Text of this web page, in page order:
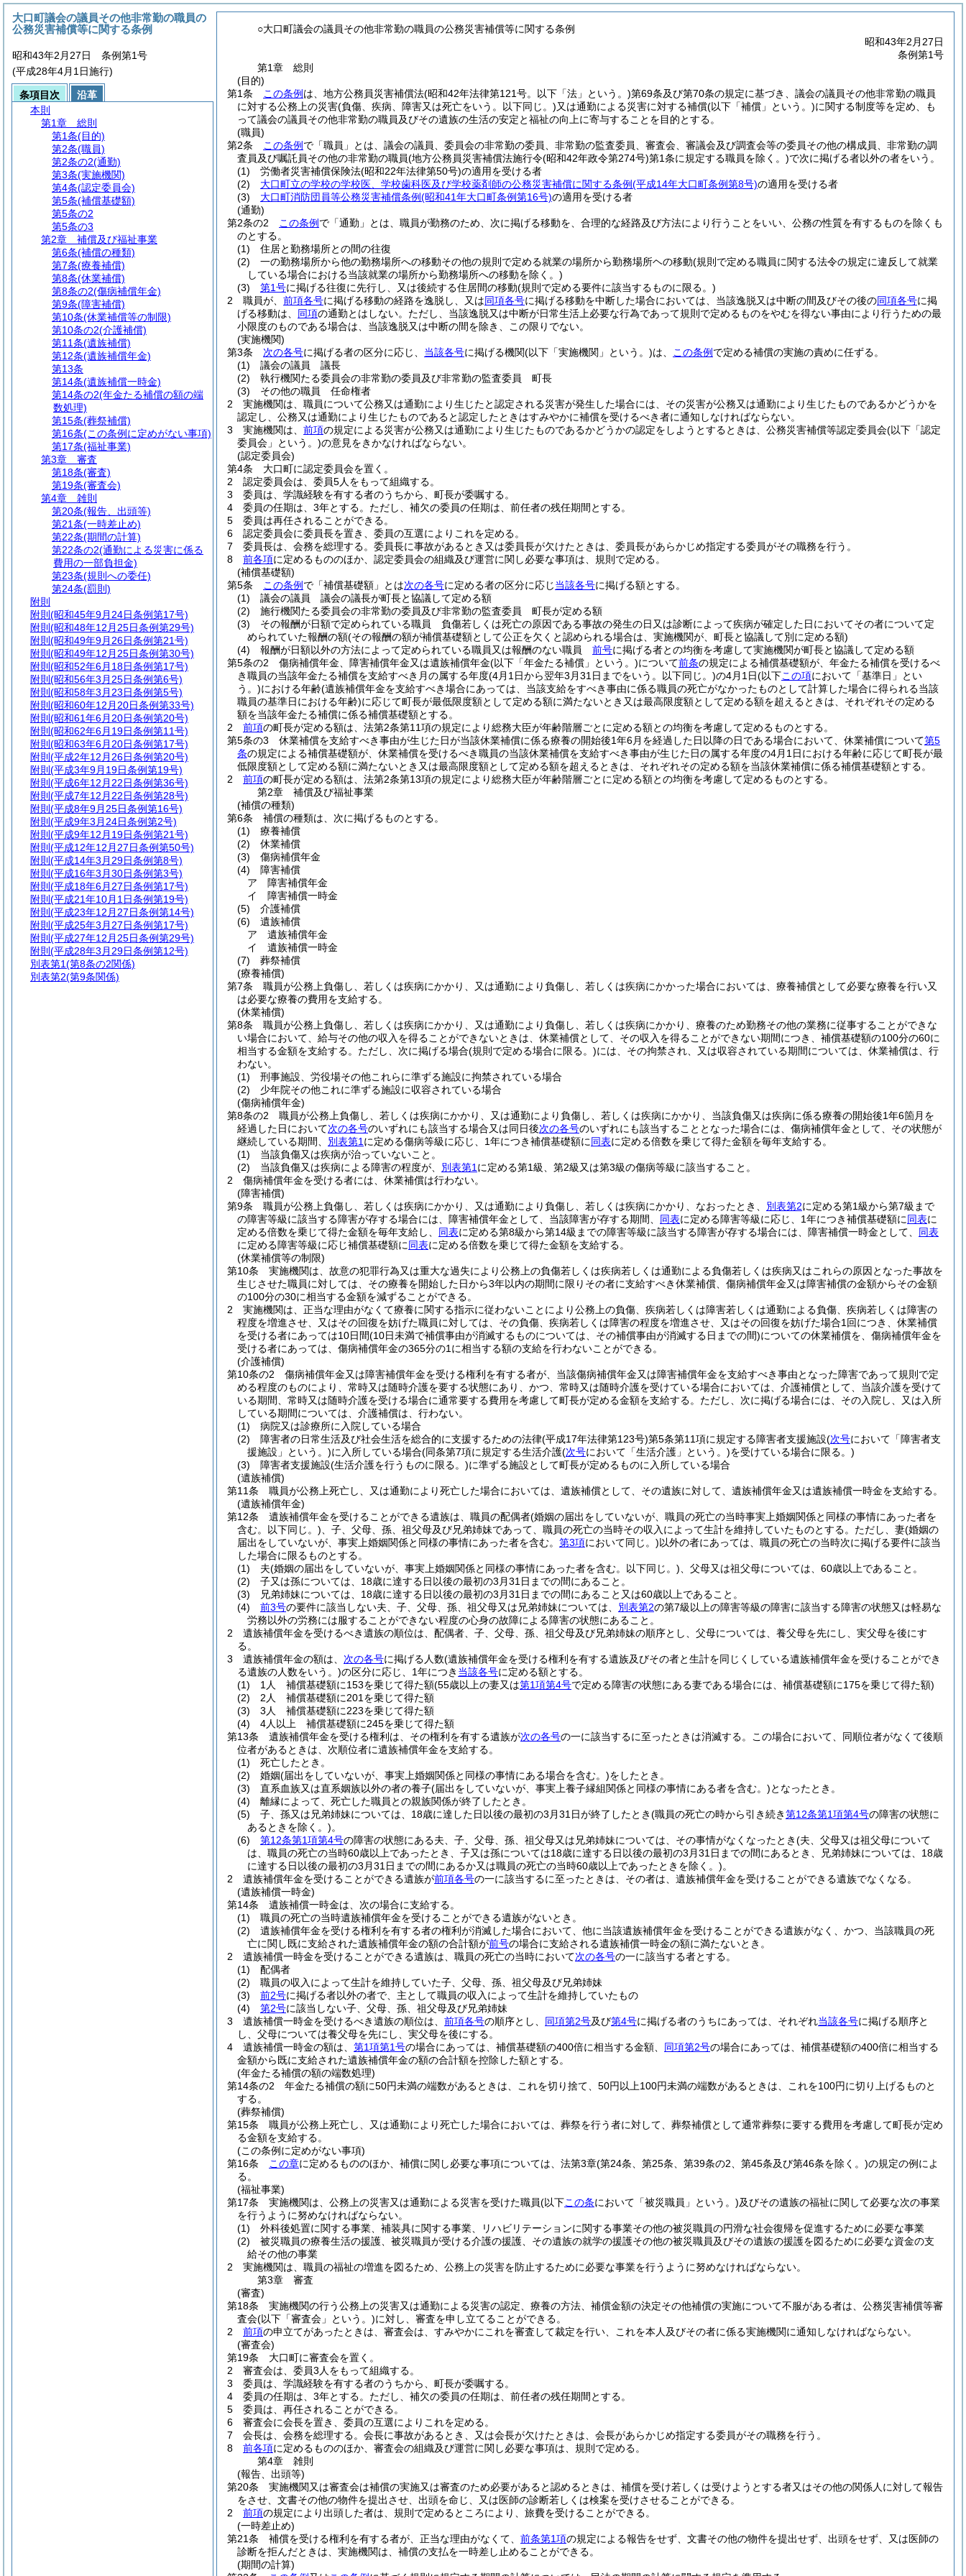
○大口町議会の議員その他非常勤の職員の公務災害補償等に関する条例
昭和43年2月27日
条例第1号
第1章
総則
(目的)
第1条
この条例 は、地方公務員災害補償法(昭和42年法律第121号。以下「法」という。)第69条及び第70条の規定に基づき、議会の議員その他非常勤の職員
に対する公務上の災害(負傷、疾病、障害又は死亡をいう。以下同じ。)又は通勤による災害に対する補償(以下「補償」という。)に関する制度等を定め、も
って議会の議員その他非常勤の職員及びその遺族の生活の安定と福祉の向上に寄与することを目的とする。
(職員)
第2条
この条例 で「職員」とは、議会の議員、委員会の非常勤の委員、非常勤の監査委員、審査会、審議会及び調査会等の委員その他の構成員、非常勤の調
査員及び嘱託員その他の非常勤の職員(地方公務員災害補償法施行令(昭和42年政令第274号)第1条に規定する職員を除く。)で次に掲げる者以外の者をいう。
(1)
労働者災害補償保険法(昭和22年法律第50号)の適用を受ける者
(2)
大口町立の学校の学校医、学校歯科医及び学校薬剤師の公務災害補償に関する条例(平成14年大口町条例第8号)の適用を受ける者
(3)
大口町消防団員等公務災害補償条例(昭和41年大口町条例第16号)の適用を受ける者
(通勤)
第2条の2
この条例 で「通勤」とは、職員が勤務のため、次に掲げる移動を、合理的な経路及び方法により行うことをいい、公務の性質を有するものを除くも
のとする。
(1)
住居と勤務場所との間の往復
(2)
一の勤務場所から他の勤務場所への移動その他の規則で定める就業の場所から勤務場所ヘの移動(規則で定める職員に関する法令の規定に違反して就業
している場合における当該就業の場所から勤務場所への移動を除く。)
(3)
第1号に掲げる往復に先行し、又は後続する住居間の移動(規則で定める要件に該当するものに限る。)
2
職員が、 前項各号に掲げる移動の経路を逸脱し、又は同項各号に掲げる移動を中断した場合においては、当該逸脱又は中断の間及びその後の同項各号に掲
げる移動は、 同項の通勤とはしない。 ただし、当該逸脱又は中断が日常生活上必要な行為であって規則で定めるものをやむを得ない事由により行うための最
小限度のものである場合は、当該逸脱又は中断の間を除き、この限りでない。
(実施機関)
第3条
次の各号に掲げる者の区分に応じ、 当該各号に掲げる機関(以下「実施機関」という。)は、 この条例 で定める補償の実施の責めに任ずる。
(1)
議会の議員 議長
(2)
執行機関たる委員会の非常勤の委員及び非常勤の監査委員 町長
(3)
その他の職員 任命権者
2
実施機関は、職員について公務又は通勤により生じたと認定される災害が発生した場合には、その災害が公務又は通勤により生じたものであるかどうかを
認定し、公務又は通勤により生じたものであると認定したときはすみやかに補償を受けるべき者に通知しなければならない。
3
実施機関は、 前項の規定による災害が公務又は通勤により生じたものであるかどうかの認定をしようとするときは、公務災害補償等認定委員会(以下「認定
委員会」という。)の意見をきかなければならない。
(認定委員会)
第4条
大口町に認定委員会を置く。
2
認定委員会は、委員5人をもって組織する。
3
委員は、学識経験を有する者のうちから、町長が委嘱する。
4
委員の任期は、3年とする。 ただし、補欠の委員の任期は、前任者の残任期間とする。
5
委員は再任されることができる。
6
認定委員会に委員長を置き、委員の互選によりこれを定める。
7
委員長は、会務を総理する。 委員長に事故があるとき又は委員長が欠けたときは、委員長があらかじめ指定する委員がその職務を行う。
8
前各項に定めるもののほか、認定委員会の組織及び運営に関し必要な事項は、規則で定める。
(補償基礎額)
第5条
この条例 で「補償基礎額」とは次の各号に定める者の区分に応じ当該各号に掲げる額とする。
(1)
議会の議員 議会の議長が町長と協議して定める額
(2)
施行機関たる委員会の非常勤の委員及び非常勤の監査委員 町長が定める額
(3)
その報酬が日額で定められている職員 負傷若しくは死亡の原因である事故の発生の日又は診断によって疾病が確定した日においてその者について定
められていた報酬の額(その報酬の額が補償基礎額として公正を欠くと認められる場合は、実施機関が、町長と協議して別に定める額)
(4)
報酬が日額以外の方法によって定められている職員又は報酬のない職員 前号に掲げる者との均衡を考慮して実施機関が町長と協議して定める額
第5条の2
傷病補償年金、障害補償年金又は遺族補償年金(以下「年金たる補償」という。)について前条の規定による補償基礎額が、年金たる補償を受けるべ
き職員の当該年金たる補償を支給すべき月の属する年度(4月1日から翌年3月31日までをいう。以下同じ。)の4月1日(以下この項において「基準日」とい
う。)における年齢(遺族補償年金を支給すべき場合にあっては、当該支給をすべき事由に係る職員の死亡がなかったものとして計算した場合に得られる当該
職員の基準日における年齢)に応じて町長が最低限度額として定める額に満たないとき又は最高限度額として定める額を超えるときは、それぞれその定める
額を当該年金たる補償に係る補償基礎額とする。
2
前項の町長が定める額は、法第2条第11項の規定により総務大臣が年齢階層ごとに定める額との均衡を考慮して定めるものとする。
第5条の3
休業補償を支給すべき事由が生じた日が当該休業補償に係る療養の開始後1年6月を経過した日以降の日である場合において、休業補償について第5
条の規定による補償基礎額が、休業補償を受けるべき職員の当該休業補償を支給すべき事由が生じた日の属する年度の4月1日における年齢に応じて町長が最
低限度額として定める額に満たないとき又は最高限度額として定める額を超えるときは、それぞれその定める額を当該休業補償に係る補償基礎額とする。
2
前項の町長が定める額は、法第2条第13項の規定により総務大臣が年齢階層ごとに定める額との均衡を考慮して定めるものとする。
第2章
補償及び福祉事業
(補償の種類)
第6条
補償の種類は、次に掲げるものとする。
(1)
療養補償
(2)
休業補償
(3)
傷病補償年金
(4)
障害補償
ア
障害補償年金
イ
障害補償一時金
(5)
介護補償
(6)
遺族補償
ア
遺族補償年金
イ
遺族補償一時金
(7)
葬祭補償
(療養補償)
第7条
職員が公務上負傷し、若しくは疾病にかかり、又は通勤により負傷し、若しくは疾病にかかった場合においては、療養補償として必要な療養を行い又
は必要な療養の費用を支給する。
(休業補償)
第8条
職員が公務上負傷し、若しくは疾病にかかり、又は通勤により負傷し、若しくは疾病にかかり、療養のため勤務その他の業務に従事することができな
い場合において、給与その他の収入を得ることができないときは、休業補償として、その収入を得ることができない期間につき、補償基礎額の100分の60に
相当する金額を支給する。 ただし、次に掲げる場合(規則で定める場合に限る。)には、その拘禁され、又は収容されている期間については、休業補償は、行
わない。
(1)
刑事施設、労役場その他これらに準ずる施設に拘禁されている場合
(2)
少年院その他これに準ずる施設に収容されている場合
(傷病補償年金)
第8条の2
職員が公務上負傷し、若しくは疾病にかかり、又は通勤により負傷し、若しくは疾病にかかり、当該負傷又は疾病に係る療養の開始後1年6箇月を
経過した日において次の各号のいずれにも該当する場合又は同日後次の各号のいずれにも該当することとなった場合には、傷病補償年金として、その状態が
継続している期間、 別表第1 に定める傷病等級に応じ、1年につき補償基礎額に同表に定める倍数を乗じて得た金額を毎年支給する。
(1)
当該負傷又は疾病が治っていないこと。
(2)
当該負傷又は疾病による障害の程度が、 別表第1 に定める第1級、第2級又は第3級の傷病等級に該当すること。
2
傷病補償年金を受ける者には、休業補償は行わない。
(障害補償)
第9条
職員が公務上負傷し、若しくは疾病にかかり、又は通勤により負傷し、若しくは疾病にかかり、なおったとき、 別表第2に定める第1級から第7級まで
の障害等級に該当する障害が存する場合には、障害補償年金として、当該障害が存する期間、 同表に定める障害等級に応じ、1年につき補償基礎額に同表に
定める倍数を乗じて得た金額を毎年支給し、 同表に定める第8級から第14級までの障害等級に該当する障害が存する場合には、障害補償一時金として、 同表
に定める障害等級に応じ補償基礎額に同表に定める倍数を乗じて得た金額を支給する。
(休業補償等の制限)
第10条
実施機関は、故意の犯罪行為又は重大な過失により公務上の負傷若しくは疾病若しくは通勤による負傷若しくは疾病又はこれらの原因となった事故を
生じさせた職員に対しては、その療養を開始した日から3年以内の期間に限りその者に支給すべき休業補償、傷病補償年金又は障害補償の金額からその金額
の100分の30に相当する金額を減ずることができる。
2
実施機関は、正当な理由がなくて療養に関する指示に従わないことにより公務上の負傷、疾病若しくは障害若しくは通勤による負傷、疾病若しくは障害の
程度を増進させ、又はその回復を妨げた職員に対しては、その負傷、疾病若しくは障害の程度を増進させ、又はその回復を妨げた場合1回につき、休業補償
を受ける者にあっては10日間(10日未満で補償事由が消滅するものについては、その補償事由が消滅する日までの間)についての休業補償を、傷病補償年金を
受ける者にあっては、傷病補償年金の365分の1に相当する額の支給を行わないことができる。
(介護補償)
第10条の2
傷病補償年金又は障害補償年金を受ける権利を有する者が、当該傷病補償年金又は障害補償年金を支給すべき事由となった障害であって規則で定
める程度のものにより、常時又は随時介護を要する状態にあり、かつ、常時又は随時介護を受けている場合においては、介護補償として、当該介護を受けて
いる期間、常時又は随時介護を受ける場合に通常要する費用を考慮して町長が定める金額を支給する。 ただし、次に掲げる場合には、その入院し、又は入所
している期間については、介護補償は、行わない。
(1)
病院又は診療所に入院している場合
(2)
障害者の日常生活及び社会生活を総合的に支援するための法律(平成17年法律第123号)第5条第11項に規定する障害者支援施設(次号において「障害者支
援施設」という。)に入所している場合(同条第7項に規定する生活介護(次号において「生活介護」という。)を受けている場合に限る。)
(3)
障害者支援施設(生活介護を行うものに限る。)に準ずる施設として町長が定めるものに入所している場合
(遺族補償)
第11条
職員が公務上死亡し、又は通勤により死亡した場合においては、遺族補償として、その遺族に対して、遺族補償年金又は遺族補償一時金を支給する。
(遺族補償年金)
第12条
遺族補償年金を受けることができる遺族は、職員の配偶者(婚姻の届出をしていないが、職員の死亡の当時事実上婚姻関係と同様の事情にあった者を
含む。以下同じ。) 、子、父母、孫、祖父母及び兄弟姉妹であって、職員の死亡の当時その収入によって生計を維持していたものとする。 ただし、妻(婚姻の
届出をしていないが、事実上婚姻関係と同様の事情にあった者を含む。 第3項において同じ。)以外の者にあっては、職員の死亡の当時次に掲げる要件に該当
した場合に限るものとする。
(1)
夫(婚姻の届出をしていないが、事実上婚姻関係と同様の事情にあった者を含む。以下同じ。) 、父母又は祖父母については、60歳以上であること。
(2)
子又は孫については、18歳に達する日以後の最初の3月31日までの間にあること。
(3)
兄弟姉妹については、18歳に達する日以後の最初の3月31日までの間にあること又は60歳以上であること。
(4)
前3号の要件に該当しない夫、子、父母、孫、祖父母又は兄弟姉妹については、 別表第2の第7級以上の障害等級の障害に該当する障害の状態又は軽易な
労務以外の労務には服することができない程度の心身の故障による障害の状態にあること。
2
遺族補償年金を受けるべき遺族の順位は、配偶者、子、父母、孫、祖父母及び兄弟姉妹の順序とし、父母については、養父母を先にし、実父母を後にす
る。
3
遺族補償年金の額は、 次の各号に掲げる人数(遺族補償年金を受ける権利を有する遺族及びその者と生計を同じくしている遺族補償年金を受けることができ
る遺族の人数をいう。)の区分に応じ、1年につき 当該各号に定める額とする。
(1)
1人 補償基礎額に153を乗じて得た額(55歳以上の妻又は第1項第4号で定める障害の状態にある妻である場合には、補償基礎額に175を乗じて得た額)
(2)
2人 補償基礎額に201を乗じて得た額
(3)
3人 補償基礎額に223を乗じて得た額
(4)
4人以上 補償基礎額に245を乗じて得た額
第13条
遺族補償年金を受ける権利は、その権利を有する遺族が次の各号の一に該当するに至ったときは消滅する。
この場合において、同順位者がなくて後順
位者があるときは、次順位者に遺族補償年金を支給する。
(1)
死亡したとき。
(2)
婚姻(届出をしていないが、事実上婚姻関係と同様の事情にある場合を含む。)をしたとき。
(3)
直系血族又は直系姻族以外の者の養子(届出をしていないが、事実上養子縁組関係と同様の事情にある者を含む。)となったとき。
(4)
離縁によって、死亡した職員との親族関係が終了したとき。
(5)
子、孫又は兄弟姉妹については、18歳に達した日以後の最初の3月31日が終了したとき(職員の死亡の時から引き続き第12条第1項第4号の障害の状態に
あるときを除く。)。
(6)
第12条第1項第4号の障害の状態にある夫、子、父母、孫、祖父母又は兄弟姉妹については、その事情がなくなったとき(夫、父母又は祖父母について
は、職員の死亡の当時60歳以上であったとき、子又は孫については18歳に達する日以後の最初の3月31日までの間にあるとき、兄弟姉妹については、18歳
に達する日以後の最初の3月31日までの間にあるか又は職員の死亡の当時60歳以上であったときを除く。)。
2
遺族補償年金を受けることができる遺族が前項各号の一に該当するに至ったときは、その者は、遺族補償年金を受けることができる遺族でなくなる。
(遺族補償一時金)
第14条
遺族補償一時金は、次の場合に支給する。
(1)
職員の死亡の当時遺族補償年金を受けることができる遺族がないとき。
(2)
遺族補償年金を受ける権利を有する者の権利が消滅した場合において、他に当該遺族補償年金を受けることができる遺族がなく、かつ、当該職員の死
亡に関し既に支給された遺族補償年金の額の合計額が前号の場合に支給される遺族補償一時金の額に満たないとき。
2
遺族補償一時金を受けることができる遺族は、職員の死亡の当時において次の各号の一に該当する者とする。
(1)
配偶者
(2)
職員の収入によって生計を維持していた子、父母、孫、祖父母及び兄弟姉妹
(3)
前2号に掲げる者以外の者で、主として職員の収入によって生計を維持していたもの
(4)
第2号に該当しない子、父母、孫、祖父母及び兄弟姉妹
3
遺族補償一時金を受けるべき遺族の順位は、 前項各号の順序とし、 同項第2号及び第4号に掲げる者のうちにあっては、それぞれ当該各号に掲げる順序と
し、父母については養父母を先にし、実父母を後にする。
4
遺族補償一時金の額は、 第1項第1号の場合にあっては、補償基礎額の400倍に相当する金額、 同項第2号の場合にあっては、補償基礎額の400倍に相当する
金額から既に支給された遺族補償年金の額の合計額を控除した額とする。
(年金たる補償の額の端数処理)
第14条の2
年金たる補償の額に50円未満の端数があるときは、これを切り捨て、50円以上100円未満の端数があるときは、これを100円に切り上げるものと
する。
(葬祭補償)
第15条
職員が公務上死亡し、又は通勤により死亡した場合においては、葬祭を行う者に対して、葬祭補償として通常葬祭に要する費用を考慮して町長が定め
る金額を支給する。
(この条例に定めがない事項)
第16条
この章に定めるもののほか、補償に関し必要な事項については、法第3章(第24条、第25条、第39条の2、第45条及び第46条を除く。)の規定の例によ
る。
(福祉事業)
第17条
実施機関は、公務上の災害又は通勤による災害を受けた職員(以下この条において「被災職員」という。)及びその遺族の福祉に関して必要な次の事業
を行うように努めなければならない。
(1)
外科後処置に関する事業、補装具に関する事業、リハビリテーションに関する事業その他の被災職員の円滑な社会復帰を促進するために必要な事業
(2)
被災職員の療養生活の援護、被災職員が受ける介護の援護、その遺族の就学の援護その他の被災職員及びその遺族の援護を図るために必要な資金の支
給その他の事業
2
実施機関は、職員の福祉の増進を図るため、公務上の災害を防止するために必要な事業を行うように努めなければならない。
第3章
審査
(審査)
第18条
実施機関の行う公務上の災害又は通勤による災害の認定、療養の方法、補償金額の決定その他補償の実施について不服がある者は、公務災害補償等審
査会(以下「審査会」という。)に対し、審査を申し立てることができる。
2
前項の申立てがあったときは、審査会は、すみやかにこれを審査して裁定を行い、これを本人及びその者に係る実施機関に通知しなければならない。
(審査会)
第19条
大口町に審査会を置く。
2
審査会は、委員3人をもって組織する。
3
委員は、学識経験を有する者のうちから、町長が委嘱する。
4
委員の任期は、3年とする。 ただし、補欠の委員の任期は、前任者の残任期間とする。
5
委員は、再任されることができる。
6
審査会に会長を置き、委員の互選によりこれを定める。
7
会長は、会務を総理する。 会長に事故があるとき、又は会長が欠けたときは、会長があらかじめ指定する委員がその職務を行う。
8
前各項に定めるもののほか、審査会の組織及び運営に関し必要な事項は、規則で定める。
第4章
雑則
(報告、出頭等)
第20条
実施機関又は審査会は補償の実施又は審査のため必要があると認めるときは、補償を受け若しくは受けようとする者又はその他の関係人に対して報告
をさせ、文書その他の物件を提出させ、出頭を命じ、又は医師の診断若しくは検案を受けさせることができる。
2
前項の規定により出頭した者は、規則で定めるところにより、旅費を受けることができる。
(一時差止め)
第21条
補償を受ける権利を有する者が、正当な理由がなくて、 前条第1項の規定による報告をせず、文書その他の物件を提出せず、出頭をせず、又は医師の
診断を拒んだときは、実施機関は、補償の支払を一時差し止めることができる。
(期間の計算)
大口町議会の議員その他非常勤の職員の
公務災害補償等に関する条例
昭和43年2月27日 条例第1号
(平成28年4月1日施行)
条項目次
沿革
本則
第1章
総則
第1条(目的)
第2条(職員)
第2条の2(通勤)
第3条(実施機関)
第4条(認定委員会)
第5条(補償基礎額)
第5条の2
第5条の3
第2章
補償及び福祉事業
第6条(補償の種類)
第7条(療養補償)
第8条(休業補償)
第8条の2(傷病補償年金)
第9条(障害補償)
第10条(休業補償等の制限)
第10条の2(介護補償)
第11条(遺族補償)
第12条(遺族補償年金)
第13条
第14条(遺族補償一時金)
第14条の2(年金たる補償の額の端
数処理)
第15条(葬祭補償)
第16条(この条例に定めがない事項)
第17条(福祉事業)
第3章
審査
第18条(審査)
第19条(審査会)
第4章
雑則
第20条(報告、出頭等)
第21条(一時差止め)
第22条(期間の計算)
第22条の2(通勤による災害に係る
費用の一部負担金)
第23条(規則への委任)
第24条(罰則)
附則
附則 (昭和45年9月24日条例第17号)
附則 (昭和48年12月25日条例第29号)
附則 (昭和49年9月26日条例第21号)
附則 (昭和49年12月25日条例第30号)
附則 (昭和52年6月18日条例第17号)
附則 (昭和56年3月25日条例第6号)
附則 (昭和58年3月23日条例第5号)
附則 (昭和60年12月20日条例第33号)
附則 (昭和61年6月20日条例第20号)
附則 (昭和62年6月19日条例第11号)
附則 (昭和63年6月20日条例第17号)
附則 (平成2年12月26日条例第20号)
附則 (平成3年9月19日条例第19号)
附則 (平成6年12月22日条例第36号)
附則 (平成7年12月22日条例第28号)
附則 (平成8年9月25日条例第16号)
附則 (平成9年3月24日条例第2号)
附則 (平成9年12月19日条例第21号)
附則 (平成12年12月27日条例第50号)
附則 (平成14年3月29日条例第8号)
附則 (平成16年3月30日条例第3号)
附則 (平成18年6月27日条例第17号)
附則 (平成21年10月1日条例第19号)
附則 (平成23年12月27日条例第14号)
附則 (平成25年3月27日条例第17号)
附則 (平成27年12月25日条例第29号)
附則 (平成28年3月29日条例第12号)
別表第1(第8条の2関係)
別表第2(第9条関係)